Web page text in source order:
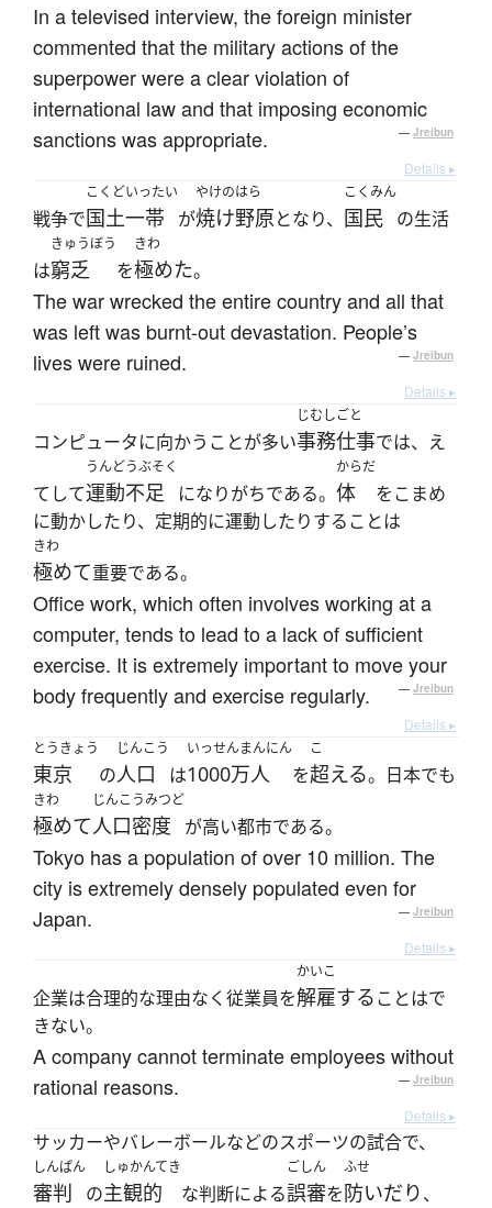
In a televised interview, the foreign minister
commented that the military actions of the
superpower were a clear violation of
international law and that imposing economic
sanctions was appropriate.
— Jreibun
Details ▸
戦争で
こくどいったい
国土一帯 が
やけのはら
焼け野原となり、
こくみん
国民 の生活
は
きゅうぼう
窮乏 を
きわ
極めた。
The war wrecked the entire country and all that
was left was burnt-out devastation. People’s
lives were ruined.
— Jreibun
Details ▸
コンピュータに向かうことが多い
じむしごと
事務仕事では、え
てして
うんどうぶそく
運動不足 になりがちである。
からだ
体
をこまめ
に動かしたり、定期的に運動したりすることは
きわ
極めて重要である。
Office work, which often involves working at a
computer, tends to lead to a lack of sufficient
exercise. It is extremely important to move your
body frequently and exercise regularly.
— Jreibun
Details ▸
とうきょう
東京 の
じんこう
人口 は
いっせんまんにん
1000万人 を
こ
超える。日本でも
きわ
極めて
じんこうみつど
人口密度 が高い都市である。
Tokyo has a population of over 10 million. The
city is extremely densely populated even for
Japan.
— Jreibun
Details ▸
企業は合理的な理由なく従業員を
かいこ
解雇することはで
きない。
A company cannot terminate employees without
rational reasons.
— Jreibun
Details ▸
サッカーやバレーボールなどのスポーツの試合で、
しんぱん
審判 の
しゅかんてき
主観的 な判断による
ごしん
誤審を
ふせ
防いだり、